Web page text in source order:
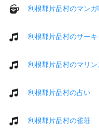
利根郡片品村のマン
利根郡片品村のサー
利根郡片品村のマリン
利根郡片品村の占い
利根郡片品村の雀荘